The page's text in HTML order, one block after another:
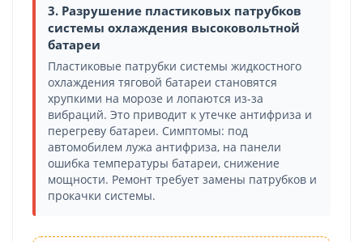
3. Разрушение пластиковых патрубков
системы охлаждения высоковольтной
батареи
Пластиковые патрубки системы жидкостного
охлаждения тяговой батареи становятся
хрупкими на морозе и лопаются из-за
вибраций. Это приводит к утечке антифриза и
перегреву батареи. Симптомы: под
автомобилем лужа антифриза, на панели
ошибка температуры батареи, снижение
мощности. Ремонт требует замены патрубков и
прокачки системы.